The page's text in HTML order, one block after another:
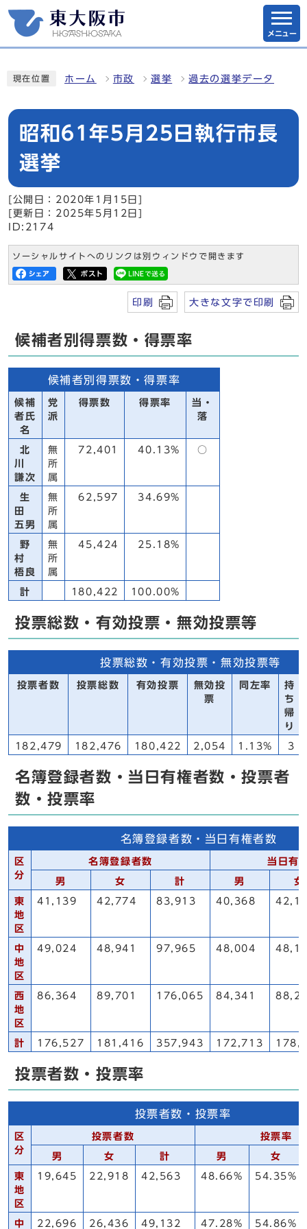
メニュー
現在位置 ホーム 市政 選挙 過去の選挙データ
昭和61年5月25日執行市長
選挙
[公開日：2020年1月15日]
[更新日：2025年5月12日]
ID:2174
ソーシャルサイトへのリンクは別ウィンドウで開きます
印刷 大きな文字で印刷
候補者別得票数・得票率
候補者別得票数・得票率
候補
者氏
名
党
派
得票数 得票率
当・
落
北
川
謙次
無
所
属
72,401 40.13% ○
生
田
五男
無
所
属
62,597 34.69%
野
村
梧良
無
所
属
45,424 25.18%
計 180,422 100.00%
投票総数・有効投票・無効投票等
投票総数・有効投票・無効投票等
投票者数 投票総数 有効投票
無効投
票
同左率
持
ち
帰
り
182,479 182,476 180,422 2,054 1.13% 3
名簿登録者数・当日有権者数・投票者
数・投票率
名簿登録者数・当日有権者数
区
分
名簿登録者数 当日有
男 女 計 男 女
東
地
区
41,139 42,774 83,913 40,368
中
地
区
49,024 48,941 97,965 48,004
西
地
区
86,364 89,701 176,065 84,341
計 176,527 181,416 357,943 172,713
投票者数・投票率
投票者数・投票率
区
分
投票者数 投票率
男 女 計 男 女
東
地
区
19,645 22,918 42,563 48.66% 54.35%
中 22,696 26,436 49,132 47.28% 54.86%